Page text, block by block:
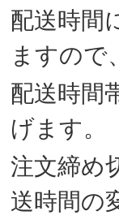
配送時間
ますので
配送時間
げます。
注文締め
送時間の